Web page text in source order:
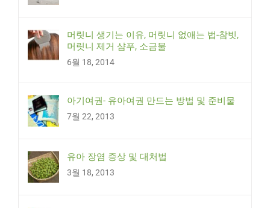
머릿니 생기는 이유, 머릿니 없애는 법-참빗,
머릿니 제거 샴푸, 소금물
6월 18, 2014
아기여권- 유아여권 만드는 방법 및 준비물
7월 22, 2013
유아 장염 증상 및 대처법
3월 18, 2013